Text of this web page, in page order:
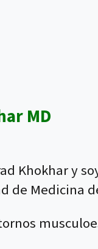
MD
Khokhar y
de Medicina